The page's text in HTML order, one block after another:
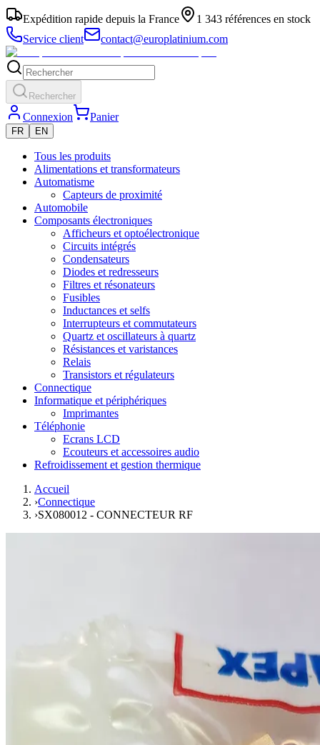
Expédition rapide depuis la France
1 343 références en stock
Service client
contact@europlatinium.com
Rechercher
Connexion Panier
FR EN
Tous les produits
Alimentations et transformateurs
Automatisme
Capteurs de proximité
Automobile
Composants électroniques
Afficheurs et optoélectronique
Circuits intégrés
Condensateurs
Diodes et redresseurs
Filtres et résonateurs
Fusibles
Inductances et selfs
Interrupteurs et commutateurs
Quartz et oscillateurs à quartz
Résistances et varistances
Relais
Transistors et régulateurs
Connectique
Informatique et périphériques
Imprimantes
Téléphonie
Ecrans LCD
Ecouteurs et accessoires audio
Refroidissement et gestion thermique
Accueil
›Connectique
›SX080012 - CONNECTEUR RF